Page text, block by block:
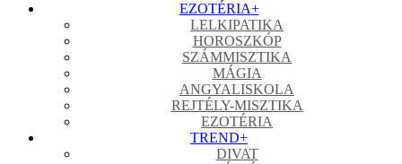
EZOTÉRIA+
LELKIPATIKA
HOROSZKÓP
SZÁMMISZTIKA
MÁGIA
ANGYALISKOLA
REJTÉLY-MISZTIKA
EZOTÉRIA
TREND+
DIVAT